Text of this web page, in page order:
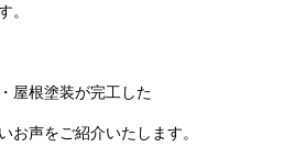
。
屋根塗装が完工した
お声をご紹介いたします。